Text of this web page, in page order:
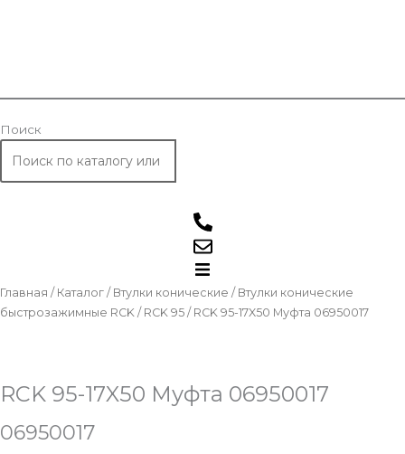
Поиск
Главная / Каталог / Втулки конические / Втулки конические
быстрозажимные RCK / RCK 95 / RCK 95-17X50 Муфта 06950017
RCK 95-17X50 Муфта 06950017
06950017